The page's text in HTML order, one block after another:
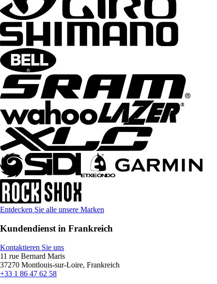
Entdecken Sie alle unsere Marken
Kundendienst in Frankreich
Kontaktieren Sie uns
11 rue Bernard Maris
37270 Montlouis-sur-Loire, Frankreich
+33 1 86 47 62 58